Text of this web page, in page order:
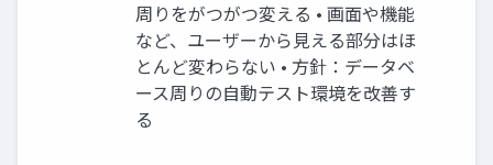
周りをがつがつ変える • 画面や機能
など、ユーザーから見える部分はほ
とんど変わらない • 方針：データベ
ース周りの自動テスト環境を改善す
る